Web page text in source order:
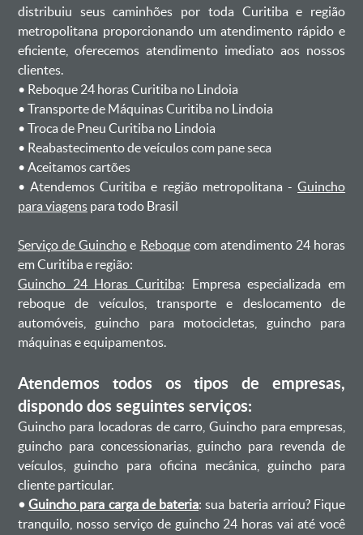
distribuiu seus caminhões por toda Curitiba e região
metropolitana proporcionando um atendimento rápido e
eficiente, oferecemos atendimento imediato aos nossos
clientes.
ㅤㅤ• Reboque 24 horas Curitiba no Lindoia
ㅤㅤ• Transporte de Máquinas Curitiba no Lindoia
ㅤㅤ• Troca de Pneu Curitiba no Lindoia
ㅤㅤ• Reabastecimento de veículos com pane seca
ㅤㅤ• Aceitamos cartões
ㅤㅤ• Atendemos Curitiba e região metropolitana -Guincho
para viagenspara todo Brasil
Serviço de Guincho e Reboquecom atendimento 24 horas
em Curitiba e região:
Guincho 24 Horas Curitiba: Empresa especializada em
reboque de veículos, transporte e deslocamento de
automóveis, guincho para motocicletas, guincho para
máquinas e equipamentos.
Atendemos todos os tipos de empresas,
dispondo dos seguintes serviços:
Guincho para locadoras de carro, Guincho para empresas,
guincho para concessionarias, guincho para revenda de
veículos, guincho para oficina mecânica, guincho para
cliente particular.
•Guincho para carga de bateria: sua bateria arriou? Fique
tranquilo, nosso serviço de guincho 24 horas vai até você